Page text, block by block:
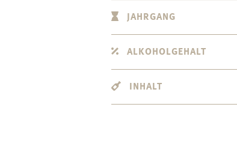
JAHRGANG
ALKOHOLGEHALT
INHALT